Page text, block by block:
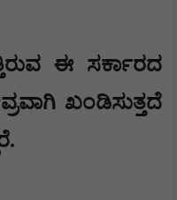
ಈ ಸರ್ಕಾರದ
ಖಂಡಿಸುತ್ತದೆ